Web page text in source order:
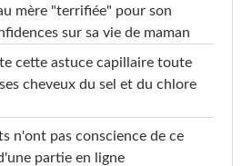
mère "terrifiée" pour son
sur sa vie de maman
cette astuce capillaire toute
cheveux du sel et du chlore
n'ont pas conscience de ce
partie en ligne